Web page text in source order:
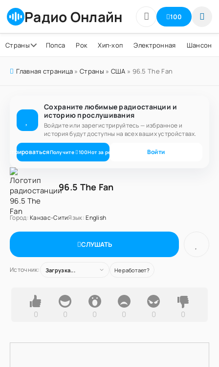
Радио Онлайн 100
Страны Попса Рок Хип-хоп Электронная Шансон
Главная страница »Страны » США » 96.5 The Fan
Сохраните любимые радиостанции и
историю прослушивания
Войдите или зарегистрируйтесь — избранное и
история будут доступны на всех ваших устройствах.
Получите 100Нот за регистрацию Войти
96.5 The Fan
Город:Канзас-СитиЯзык:English
СЛУШАТЬ
Источник: Загрузка... Не работает?
0 0 0 0 0 0